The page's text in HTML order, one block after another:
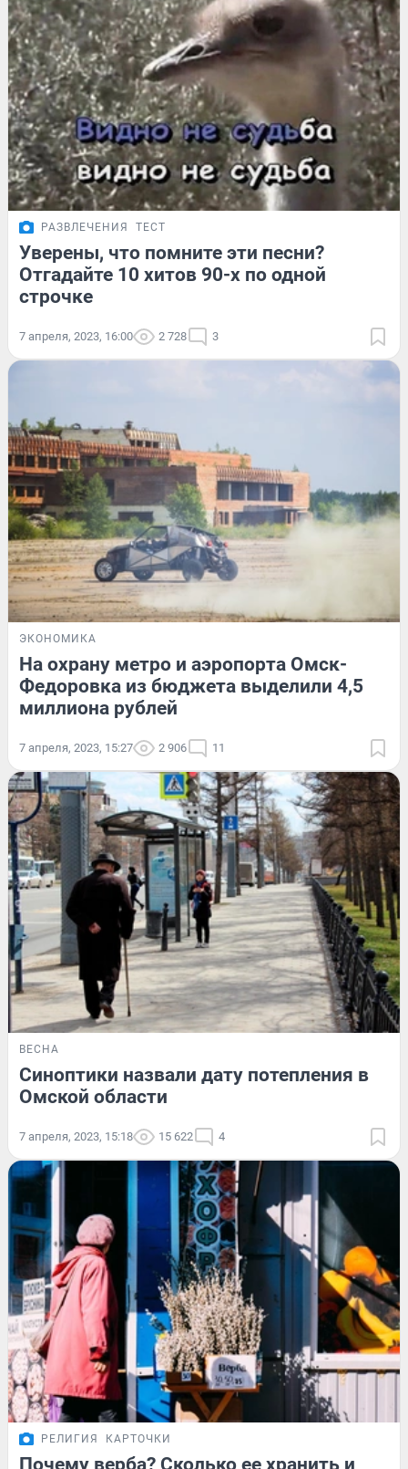
РАЗВЛЕЧЕНИЯ ТЕСТ
Уверены, что помните эти песни?
Отгадайте 10 хитов 90-х по одной
строчке
7 апреля, 2023, 16:00 2 728 3
ЭКОНОМИКА
На охрану метро и аэропорта Омск-
Федоровка из бюджета выделили 4,5
миллиона рублей
7 апреля, 2023, 15:27 2 906 11
ВЕСНА
Синоптики назвали дату потепления в
Омской области
7 апреля, 2023, 15:18 15 622 4
РЕЛИГИЯ КАРТОЧКИ
Почему верба? Сколько ее хранить и